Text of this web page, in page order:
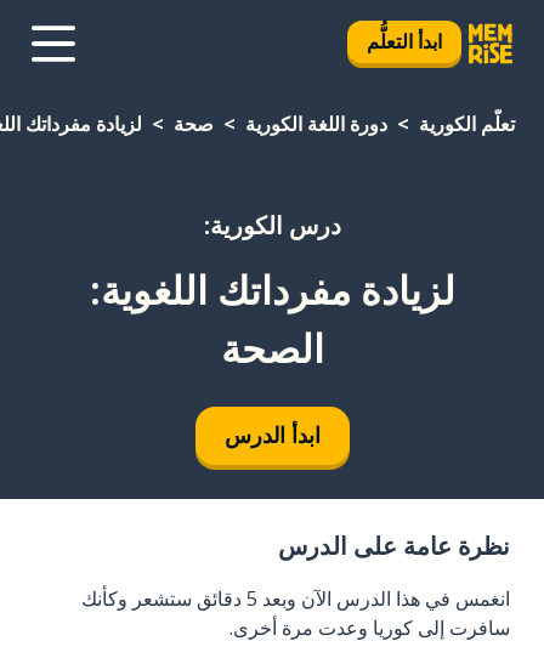
ابدأ التعلُّم
تعلَّم الكورية دورة اللغة الكورية صحة لزيادة مفرداتك
درس الكورية:
لزيادة مفرداتك اللغوية:
الصحة
ابدأ الدرس
نظرة عامة على الدرس
انغمس في هذا الدرس الآن وبعد 5 دقائق ستشعر وكأنك
سافرت إلى كوريا وعدت مرة أخرى.